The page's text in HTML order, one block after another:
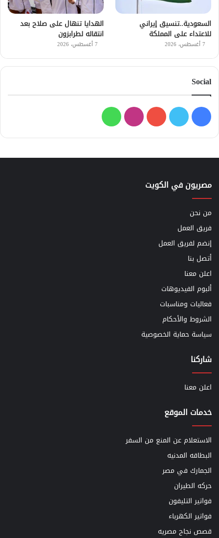
السعودية..تنسيق إيراني
للاعتداء على المملكة
7 أغسطس، 2026
الهدايا تنهال على صلاح بعد
انتقاله لطرابزون
7 أغسطس، 2026
Social
فيسبوك
تويتر يوتيوبانستقرامواتساب
مصريون في الكويت
من نحن
فريق العمل
إنضم لفريق العمل
أتصل بنا
اعلن معنا
ألبوم الفيديوهات
فعاليات ومناسبات
الشروط والأحكام
سياسة حماية الخصوصية
شاركنا
اعلن معنا
خدمات الموقع
الاستعلام عن المنع من السفر
البطاقه المدنيه
الجمارك في مصر
حركه الطيران
فواتير التليفون
فواتير الكهرباء
قصص نجاح مصريه